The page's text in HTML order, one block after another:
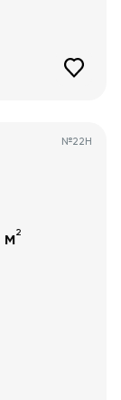
№22Н
м2